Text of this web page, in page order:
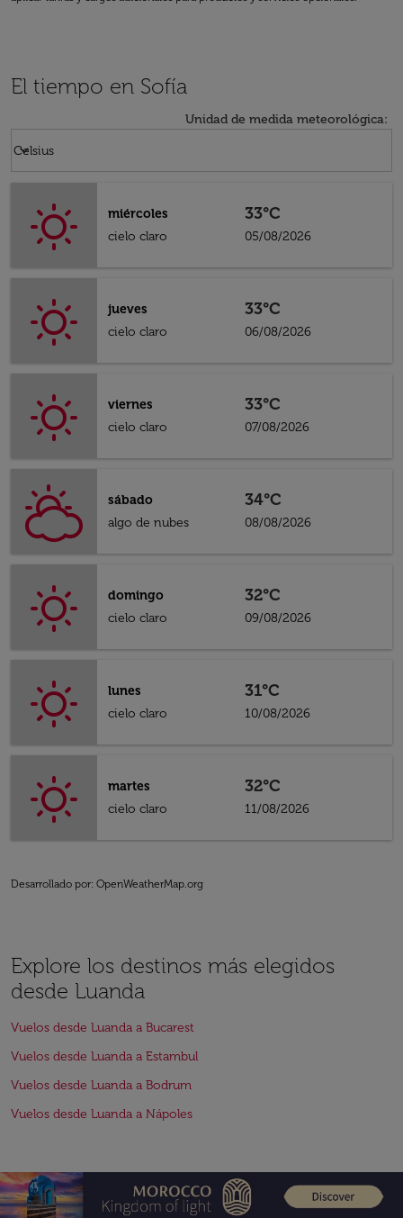
El tiempo en Sofía
Unidad de medida meteorológica:
Celsius
keyboard_arrow_down
miércoles
cielo claro
33°C
05/08/2026
jueves
cielo claro
33°C
06/08/2026
viernes
cielo claro
33°C
07/08/2026
sábado
algo de nubes
34°C
08/08/2026
domingo
cielo claro
32°C
09/08/2026
lunes
cielo claro
31°C
10/08/2026
martes
cielo claro
32°C
11/08/2026
Desarrollado por: OpenWeatherMap.org
Explore los destinos más elegidos
desde Luanda
Vuelos desde Luanda a Bucarest
Vuelos desde Luanda a Estambul
Vuelos desde Luanda a Bodrum
Vuelos desde Luanda a Nápoles